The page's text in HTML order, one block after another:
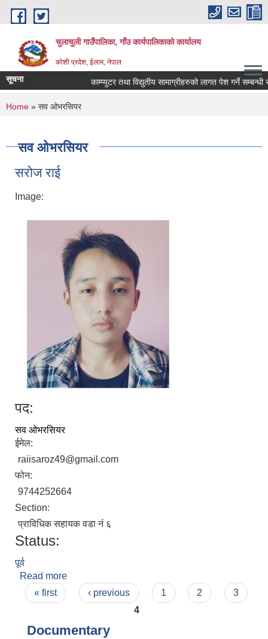
Skip to main content
चुलाचुली गाउँपालिका, गाँउ कार्यपालिकाको कार्यालय
कोशी प्रदेश, ईलाम, नेपाल
सूचना काम्प्युटर तथा विद्युतीय सामाग्रीहरुको लागत पेश गर्ने सम्बन्धी
You are here
Home » सव ओभरसियर
सव ओभरसियर
सरोज राई
Image:
पद:
सव ओभरसियर
ईमेल:
raiisaroz49@gmail.com
फोन:
9744252664
Section:
प्राविधिक सहायक वडा नंं ६
Status:
पूर्व
Read more
Pages
« first ‹ previous 1 2
3
4
Documentary